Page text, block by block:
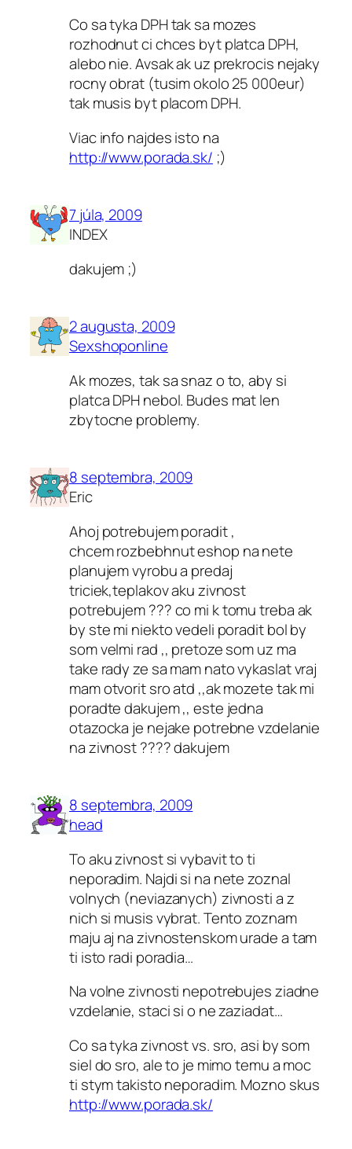
Co sa tyka DPH tak sa mozes
rozhodnut ci chces byt platca DPH,
alebo nie. Avsak ak uz prekrocis nejaky
rocny obrat (tusim okolo 25 000eur)
tak musis byt placom DPH.
Viac info najdes isto na
http://www.porada.sk/ ;)
7 júla, 2009
INDEX
dakujem ;)
2 augusta, 2009
Sexshoponline
Ak mozes, tak sa snaz o to, aby si
platca DPH nebol. Budes mat len
zbytocne problemy.
8 septembra, 2009
Eric
Ahoj potrebujem poradit ,
chcem rozbebhnut eshop na nete
planujem vyrobu a predaj
triciek,teplakov aku zivnost
potrebujem ??? co mi k tomu treba ak
by ste mi niekto vedeli poradit bol by
som velmi rad ,, pretoze som uz ma
take rady ze sa mam nato vykaslat vraj
mam otvorit sro atd ,,ak mozete tak mi
poradte dakujem ,, este jedna
otazocka je nejake potrebne vzdelanie
na zivnost ???? dakujem
8 septembra, 2009
head
To aku zivnost si vybavit to ti
neporadim. Najdi si na nete zoznal
volnych (neviazanych) zivnosti a z
nich si musis vybrat. Tento zoznam
maju aj na zivnostenskom urade a tam
ti isto radi poradia…
Na volne zivnosti nepotrebujes ziadne
vzdelanie, staci si o ne zaziadat…
Co sa tyka zivnost vs. sro, asi by som
siel do sro, ale to je mimo temu a moc
ti stym takisto neporadim. Mozno skus
http://www.porada.sk/